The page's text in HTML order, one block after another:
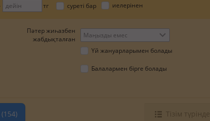
тг суреті бар иелерінен
Пәтер жиһазбен
жабдықталған
Маңызды емес
Үй жануарларымен болады
Балалармен бірге болады
(154) Тізім түрінде